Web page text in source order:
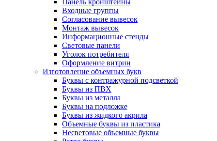
Панель кронштейны
Входные группы
Согласование вывесок
Монтаж вывесок
Информационные стенды
Световые панели
Уголок потребителя
Оформление витрин
Изготовление объемных букв
Буквы с контражурной подсветкой
Буквы из ПВХ
Буквы из металла
Буквы на подложке
Буквы из жидкого акрила
Объемные буквы из пластика
Несветовые объемные буквы